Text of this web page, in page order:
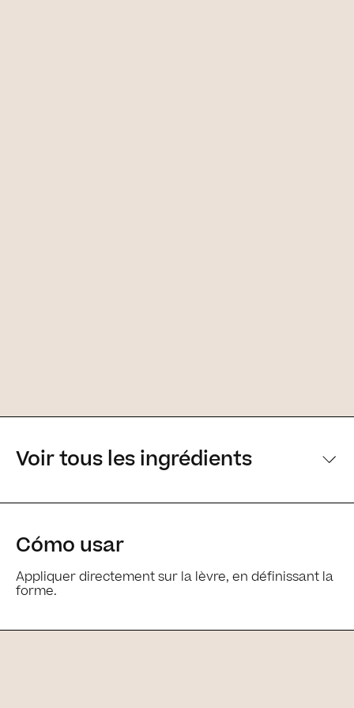
[Principaux ingrédients] [Principaux ingrédients
Ingrédients
Voir tous les ingrédients
Cómo usar
Appliquer directement sur la lèvre, en définissant la
forme.